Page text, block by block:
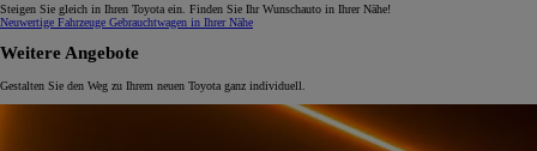
Steigen Sie gleich in Ihren Toyota ein. Finden Sie Ihr Wunschauto in Ihrer Nähe!
Neuwertige Fahrzeuge Gebrauchtwagen in Ihrer Nähe
Weitere Angebote
Gestalten Sie den Weg zu Ihrem neuen Toyota ganz individuell.